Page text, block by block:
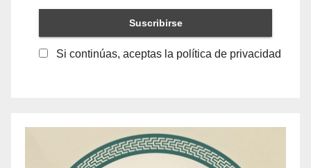
Si continúas, aceptas la política de privacidad